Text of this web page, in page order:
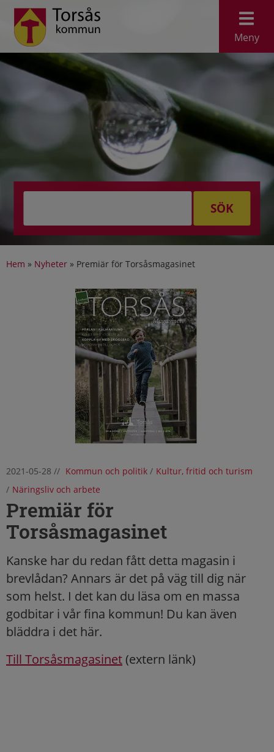
Meny
SÖK
Hem » Nyheter » Premiär för Torsåsmagasinet
2021-05-28 // Kommun och politik/ Kultur, fritid och turism
/ Näringsliv och arbete
Premiär för
Torsåsmagasinet
Kanske har du redan fått detta magasin i
brevlådan? Annars är det på väg till dig när
som helst. I det kan du läsa om en massa
godbitar i vår fina kommun! Du kan även
bläddra i det här.
Till Torsåsmagasinet (extern länk)